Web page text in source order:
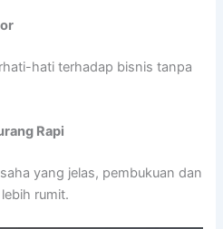
hati terhadap bisnis tanpa
Rapi
yang jelas, pembukuan dan
rumit.